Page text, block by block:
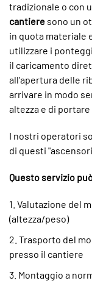
tradizionale o con
cantiere sono un
in quota materiale
utilizzare i
il caricamento
all'apertura delle
arrivare in modo
altezza e di portare
I nostri operatori
di questi
Questo servizio
1. Valutazione del
(altezza/peso)
2. Trasporto del
presso il cantiere
3. Montaggio a